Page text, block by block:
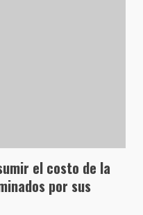
el costo de la
por sus